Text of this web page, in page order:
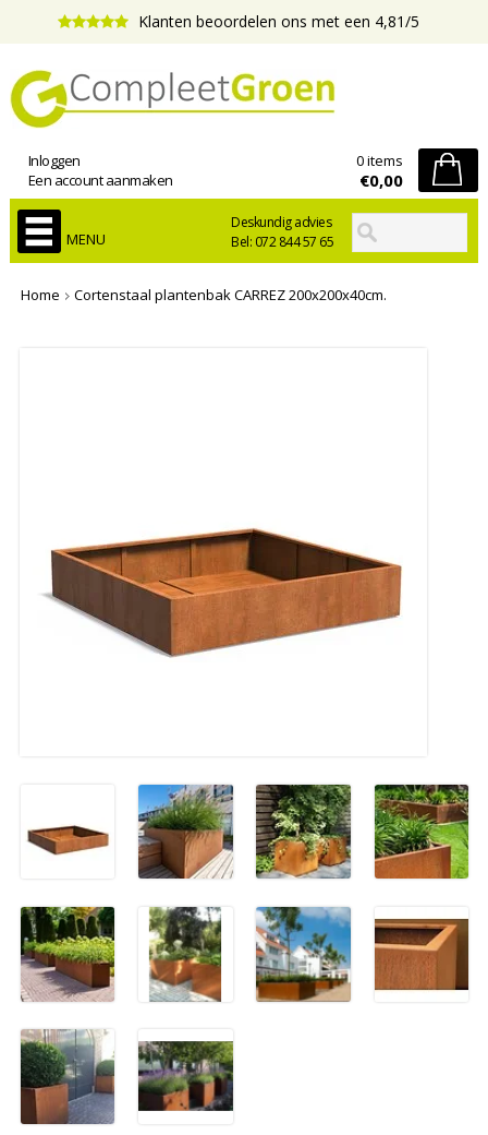
Klanten beoordelen ons met een 4,81/5
Deskundig advies
Bel: 072 844 57 65
Inloggen
Een account aanmaken
0 items
€0,00
MENU
Home Cortenstaal plantenbak CARREZ 200x200x40cm.